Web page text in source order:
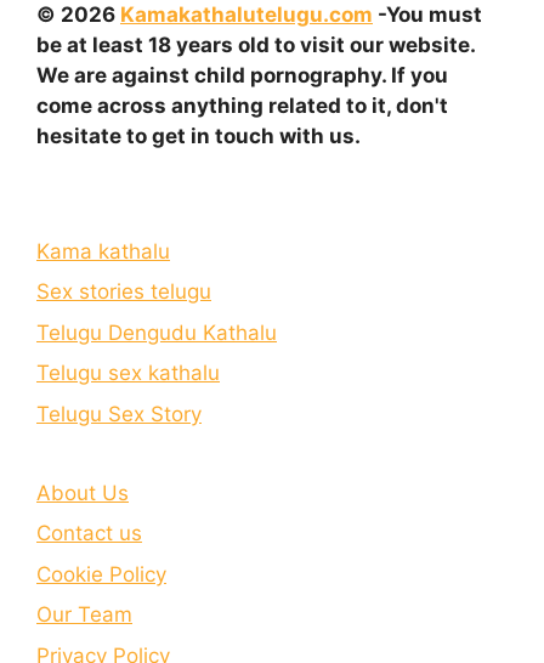
© 2026 Kamakathalutelugu.com -You must
be at least 18 years old to visit our website.
We are against child pornography. If you
come across anything related to it, don't
hesitate to get in touch with us.
Kama kathalu
Sex stories telugu
Telugu Dengudu Kathalu
Telugu sex kathalu
Telugu Sex Story
About Us
Contact us
Cookie Policy
Our Team
Privacy Policy